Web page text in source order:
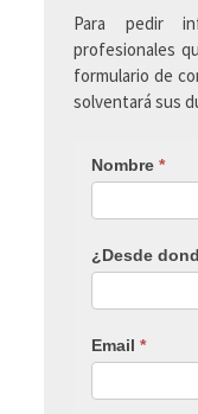
Para pedir
profesionales
formulario de
solventará sus
Nombre*
¿Desde
Email*